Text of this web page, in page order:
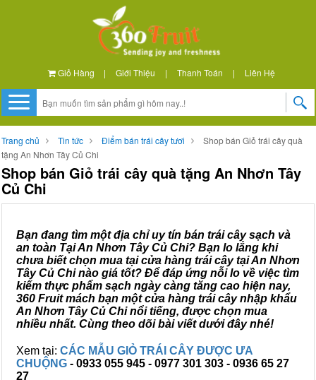
Giỏ Hàng | Giới Thiệu | Thanh Toán | Liên Hệ
Trang chủ Tin tức Điểm bán trái cây tươi
Shop bán Giỏ trái cây quà
tặng An Nhơn Tây Củ Chi
Shop bán Giỏ trái cây quà tặng An Nhơn Tây
Củ Chi
Bạn đang tìm một địa chỉ uy tín bán trái cây sạch và
an toàn Tại An Nhơn Tây Củ Chi? Bạn lo lắng khi
chưa biết chọn mua tại cửa hàng trái cây tại An Nhơn
Tây Củ Chi nào giá tốt? Để đáp ứng nỗi lo về việc tìm
kiếm thực phẩm sạch ngày càng tăng cao hiện nay,
360 Fruit mách bạn một cửa hàng trái cây nhập khẩu
An Nhơn Tây Củ Chi nổi tiếng, được chọn mua
nhiều nhất. Cùng theo dõi bài viết dưới đây nhé!
Xem tại: CÁC MẪU GIỎ TRÁI CÂY ĐƯỢC ƯA
CHUỘNG - 0933 055 945 - 0977 301 303 - 0936 65 27
27